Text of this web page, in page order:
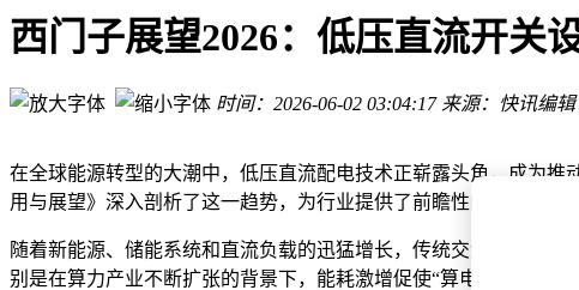
智谱年度经常性收入达10亿美元，半年增长15倍
OPPO品牌协同提速：一加、realme全面并入ColorOS体系
米哈游法务部：“二游说事”被判向米哈游赔偿10万元
暴跌！创业板指、科创50大跌超6%，深证成指跌超5%
天工短剧工作台上线Agent智能分镜与无限画布，昆仑万维要把AI
西门子展望2026：低压直流开关
时间：2026-06-02 03:04:17 来源：快讯编
在全球能源转型的大潮中，低压直流配电技术正崭露头角，成为
用与展望》深入剖析了这一趋势，为行业提供了前瞻性的洞见。
随着新能源、储能系统和直流负载的迅猛增长，传统交流配电模
别是在算力产业不断扩张的背景下，能耗激增促使“算电协同”成为